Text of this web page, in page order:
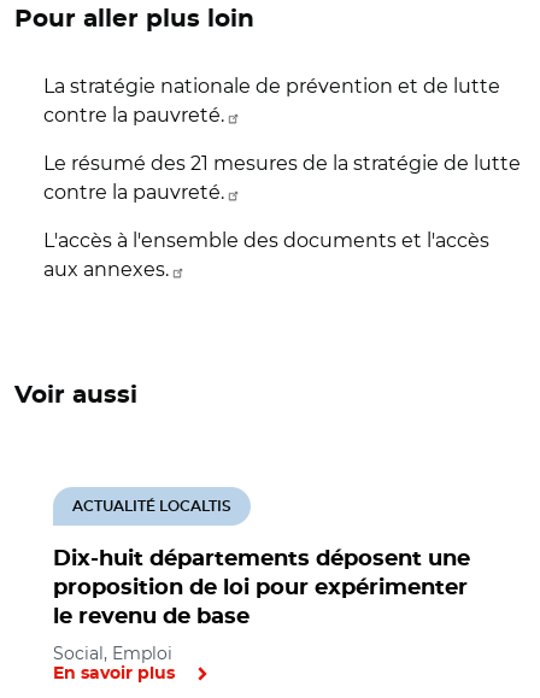
Pour aller plus loin
La stratégie nationale de prévention et de lutte
contre la pauvreté.
Le résumé des 21 mesures de la stratégie de lutte
contre la pauvreté.
L'accès à l'ensemble des documents et l'accès
aux annexes.
Voir aussi
Dix-huit départements déposent une
proposition de loi pour expérimenter
le revenu de base
ACTUALITÉ LOCALTIS
Social, Emploi
En savoir plus